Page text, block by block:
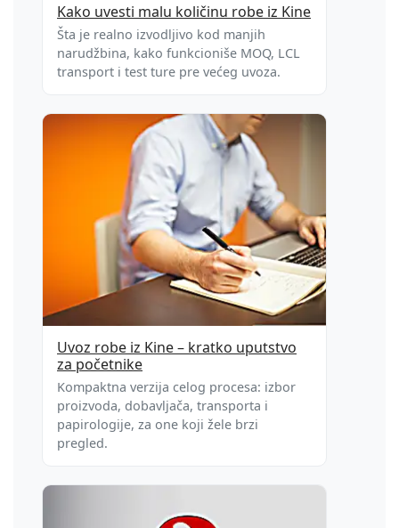
Kako uvesti malu količinu robe iz Kine
Šta je realno izvodljivo kod manjih
narudžbina, kako funkcioniše MOQ, LCL
transport i test ture pre većeg uvoza.
Uvoz robe iz Kine – kratko uputstvo
za početnike
Kompaktna verzija celog procesa: izbor
proizvoda, dobavljača, transporta i
papirologije, za one koji žele brzi
pregled.